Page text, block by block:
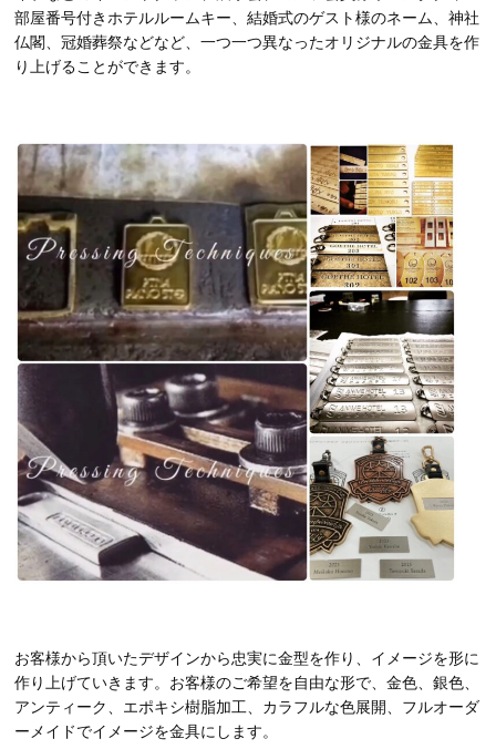
部屋番号付きホテルルームキー、結婚式のゲスト様のネーム、神社
仏閣、冠婚葬祭などなど、一つ一つ異なったオリジナルの金具を作
り上げることができます。
お客様から頂いたデザインから忠実に金型を作り、イメージを形に
作り上げていきます。お客様のご希望を自由な形で、金色、銀色、
アンティーク、エポキシ樹脂加工、カラフルな色展開、フルオーダ
ーメイドでイメージを金具にします。